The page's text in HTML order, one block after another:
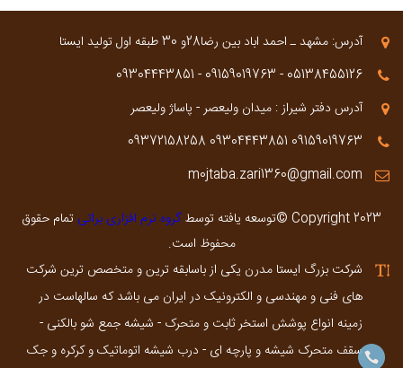
آدرس: مشهد ـ احمد اباد بین رضا28و 30 طبقه اول تولید ایستا
09304443851‌‌ - 09159019763‌‌ - 05138455126‌‌
آدرس دفتر شیراز : میدان ولیعصر - پاساژ ولیعصر
09372158258 09304443851 09159019763
m0jtaba.zari1360@gmail.com
Copyright 2023 ©توسعه یافته توسط گروه نرم افزاری براتی تمام حقوق
محفوظ است.
شرکت بزرگ ایستا مدرن یکی از باسابقه ترین و متخصص ترین شرکت
های فنی و مهندسی و الکترونیک در ایران می باشد که سالهاست در
زمینه انواع پوشش استخر ثابت و متحرک - شیشه جمع شو بالکنی -
سقف متحرک شیشه و پارچه ای - درب شیشه اتوماتیک و کرکره و جک